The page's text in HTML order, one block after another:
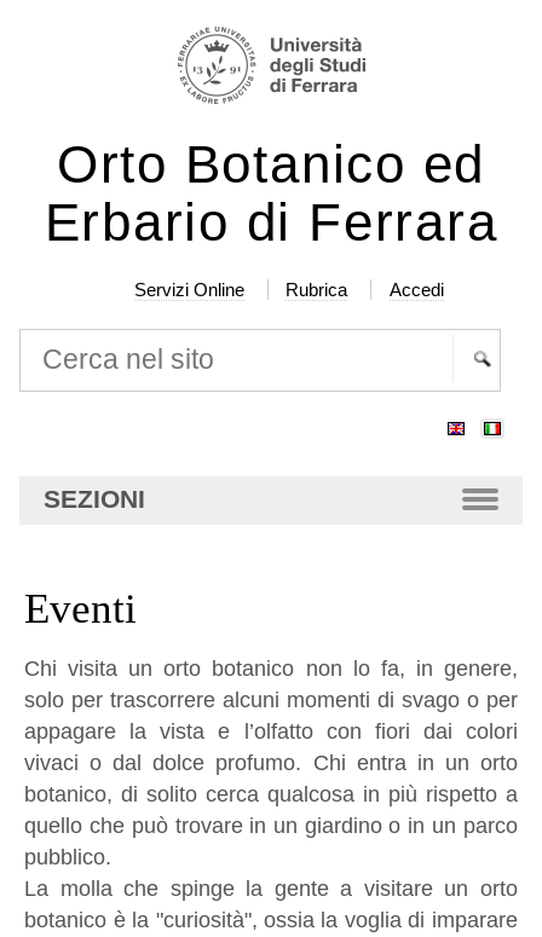
Salta
navigazione
Orto Botanico ed
Erbario di Ferrara
Servizi Online Rubrica Accedi
SEZIONI
Eventi
Chi visita un orto botanico non lo fa, in genere,
solo per trascorrere alcuni momenti di svago o per
appagare la vista e l’olfatto con fiori dai colori
vivaci o dal dolce profumo. Chi entra in un orto
botanico, di solito cerca qualcosa in più rispetto a
quello che può trovare in un giardino o in un parco
pubblico.
La molla che spinge la gente a visitare un orto
botanico è la "curiosità", ossia la voglia di imparare